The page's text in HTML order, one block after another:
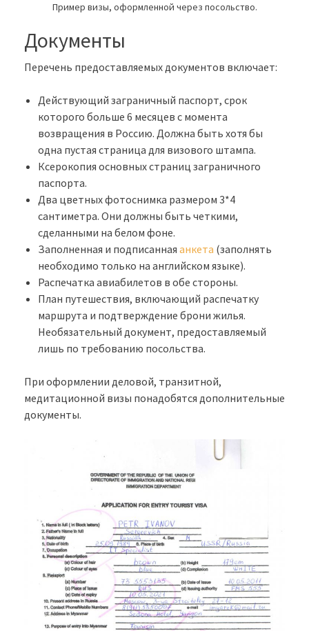
Пример визы, оформленной через посольство.
Документы
Перечень предоставляемых документов включает:
Действующий заграничный паспорт, срок
которого больше 6 месяцев с момента
возвращения в Россию. Должна быть хотя бы
одна пустая страница для визового штампа.
Ксерокопия основных страниц заграничного
паспорта.
Два цветных фотоснимка размером 3*4
сантиметра. Они должны быть четкими,
сделанными на белом фоне.
Заполненная и подписанная анкета (заполнять
необходимо только на английском языке).
Распечатка авиабилетов в обе стороны.
План путешествия, включающий распечатку
маршрута и подтверждение брони жилья.
Необязательный документ, предоставляемый
лишь по требованию посольства.
При оформлении деловой, транзитной,
медитационной визы понадобятся дополнительные
документы.